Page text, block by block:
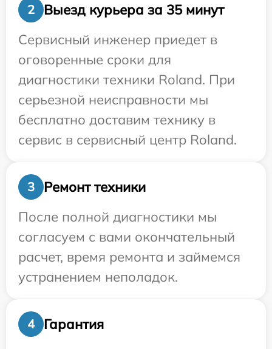
2
Выезд курьера за 35 минут
Сервисный инженер приедет в
оговоренные сроки для
диагностики техники Roland. При
серьезной неисправности мы
бесплатно доставим технику в
сервис в сервисный центр Roland.
3
Ремонт техники
После полной диагностики мы
согласуем с вами окончательный
расчет, время ремонта и займемся
устранением неполадок.
4
Гарантия